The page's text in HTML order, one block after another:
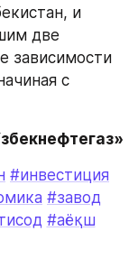
и
две
зависимости
с
#инвестиция
#завод
#аёқш